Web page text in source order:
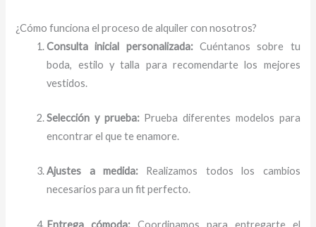
¿Cómo funciona el proceso de alquiler con nosotros?
Consulta inicial personalizada:Cuéntanos sobre tu
boda, estilo y talla para recomendarte los mejores
vestidos.
Selección y prueba:Prueba diferentes modelos para
encontrar el que te enamore.
Ajustes a medida: Realizamos todos los cambios
necesarios para un fit perfecto.
Entrega cómoda: Coordinamos para entregarte el